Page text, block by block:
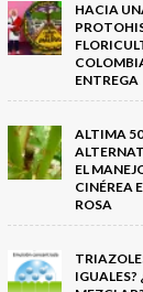
HACIA
ENTREGA
ALTIMA
EL
CINÉREA
ROSA
IGUALES?